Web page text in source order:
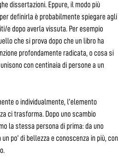
dissertazioni. Eppure, il modo più
definirla è probabilmente spiegare agli
e dopo averla vissuta. Per esempio
che si prova dopo che un libro ha
profondamente radicata, o cosa si
con centinaia di persone a un
o individualmente, l’elemento
ci trasforma. Dopo uno scambio
la stessa persona di prima: da uno
po’ di bellezza e conoscenza in più, con